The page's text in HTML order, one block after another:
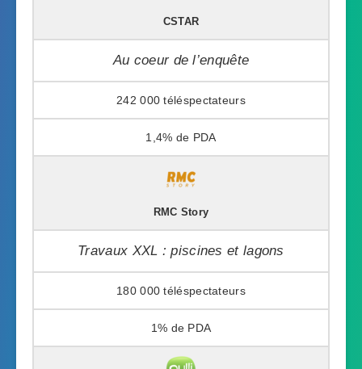
CSTAR
Au coeur de l’enquête
242 000
1,4%
RMC Story
Travaux XXL : piscines et lagons
180 000
1%